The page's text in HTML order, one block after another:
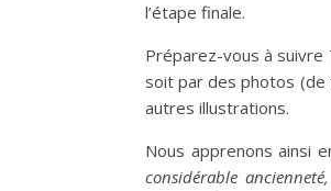
l’étape finale.
Préparez-vous à suivre
soit par des photos (de
autres illustrations.
Nous apprenons ainsi
considérable